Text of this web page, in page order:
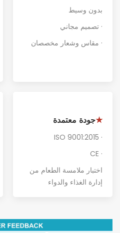
بدون وسيط
· تصميم مجاني
· مقاس وشعار مخصصان
★جودة معتمدة
· ISO 9001:2015
· CE
اختبار ملامسة الطعام من
إدارة الغذاء والدواء